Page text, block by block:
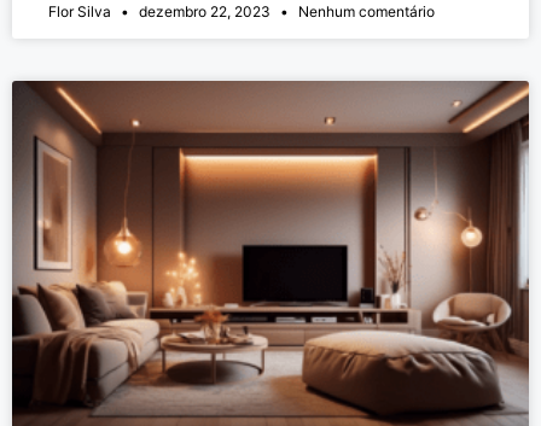
Flor Silva dezembro 22, 2023 Nenhum comentário